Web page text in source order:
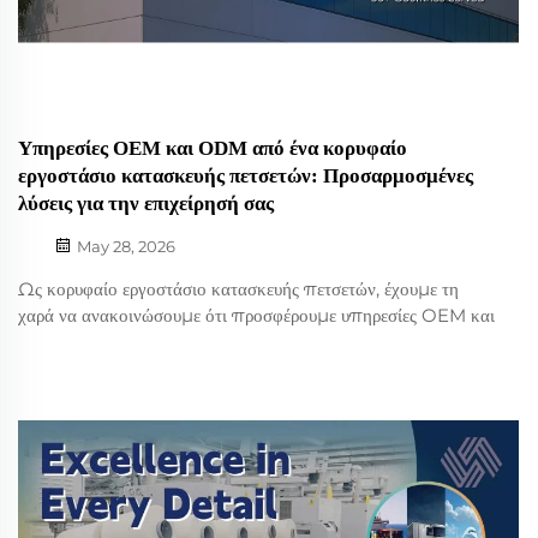
Υπηρεσίες OEM και ODM από ένα κορυφαίο
εργοστάσιο κατασκευής πετσετών: Προσαρμοσμένες
λύσεις για την επιχείρησή σας
May 28, 2026
Ως κορυφαίο εργοστάσιο κατασκευής πετσετών, έχουμε τη
χαρά να ανακοινώσουμε ότι προσφέρουμε υπηρεσίες OEM και
έχουν σχεδιαστεί και κατασκευαστεί με ...